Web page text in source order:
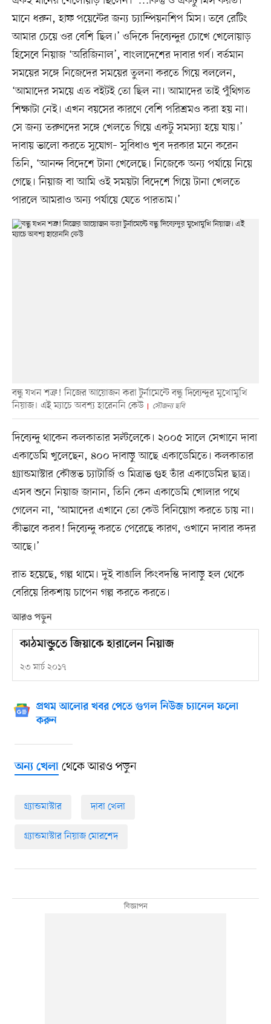
মানে ধরুন, হাফ পয়েন্টের জন্য চ্যাম্পিয়নশিপ মিস। তবে রেটিং
আমার চেয়ে ওর বেশি ছিল।’ ওদিকে দিব্যেন্দুর চোখে খেলোয়াড়
হিসেবে নিয়াজ ‘অরিজিনাল’, বাংলাদেশের দাবার গর্ব। বর্তমান
সময়ের সঙ্গে নিজেদের সময়ের তুলনা করতে গিয়ে বললেন,
‘আমাদের সময়ে এত বইটই তো ছিল না। আমাদের তাই পুঁথিগত
শিক্ষাটা নেই। এখন বয়সের কারণে বেশি পরিশ্রমও করা হয় না।
সে জন্য তরুণদের সঙ্গে খেলতে গিয়ে একটু সমস্যা হয়ে যায়।’
দাবায় ভালো করতে সুযোগ– সুবিধাও খুব দরকার মনে করেন
তিনি, ‘আনন্দ বিদেশে টানা খেলেছে। নিজেকে অন্য পর্যায়ে নিয়ে
গেছে। নিয়াজ বা আমি ওই সময়টা বিদেশে গিয়ে টানা খেলতে
পারলে আমরাও অন্য পর্যায়ে যেতে পারতাম।’
বন্ধু যখন শত্রু! নিজের আয়োজন করা টুর্নামেন্টে বন্ধু দিব্যেন্দুর মুখোমুখি
নিয়াজ। এই ম্যাচে অবশ্য হারেননি কেউ
সৌজন্য ছবি
দিব্যেন্দু থাকেন কলকাতার সল্টলেকে। ২০০৫ সালে সেখানে দাবা
একাডেমি খুলেছেন, ৪০০ দাবাড়ু আছে একাডেমিতে। কলকাতার
গ্র্যান্ডমাস্টার কৌস্তভ চ্যাটার্জি ও মিত্রাভ গুহ তাঁর একাডেমির ছাত্র।
এসব শুনে নিয়াজ জানান, তিনি কেন একাডেমি খোলার পথে
গেলেন না, ‘আমাদের এখানে তো কেউ বিনিয়োগ করতে চায় না।
কীভাবে করব! দিব্যেন্দু করতে পেরেছে কারণ, ওখানে দাবার কদর
আছে।’
রাত হয়েছে, গল্প থামে। দুই বাঙালি কিংবদন্তি দাবাড়ু হল থেকে
বেরিয়ে রিকশায় চাপেন গল্প করতে করতে।
আরও পড়ুন
কাঠমান্ডুতে জিয়াকে হারালেন নিয়াজ
২৩ মার্চ ২০১৭
প্রথম আলোর খবর পেতে গুগল নিউজ চ্যানেল ফলো
করুন
অন্য খেলাথেকে আরও পড়ুন
গ্র্যান্ডমাস্টার দাবা খেলা
গ্র্যান্ডমাস্টার নিয়াজ মোরশেদ